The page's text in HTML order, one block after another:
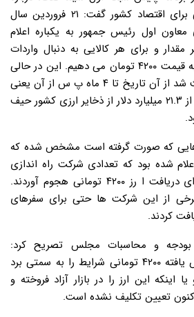
مشکلات ارز ۴۲۰۰ تومانی برای اقتصاد کشور گفت: ۲۱ فروردین سال
اول رئیس جمهور به یکباره اعلام
و برای هر کالایی به دنبال واردات
جنس و کالا است آن را به قیمت ۴۲۰۰ تومان می دهیم. این در حالی
است که این تصمیم باعث شد از آن تاریخ تا ۴ ماه پ س از آن یعنی
در ۱۶ مرداد سال ۹۷ بیش از ۲۱.۳ میلیارد دلار از ذخایر ارزی کشور حیف
هایی که صورت گرفته است مشخص شده که
قبل اعلام شده بود که تعدادی شرکت راه اندازی
شده و اوایل سال ۹۷ برای دریافت ا رز ۴۲۰۰ تومانی هجوم آوردند.
از این شرکت ها حتی برای سفرهای
کردند.
بودجه و محاسبات مجلس تصریح کرد:
متاسفانه ارزهای تخصیص یافته ۴۲۰۰ تومانی شرایط را به سمتی برد
اینکه این ارز را در بازار آزاد فروخته و
تعیین تکلیف نشده است.